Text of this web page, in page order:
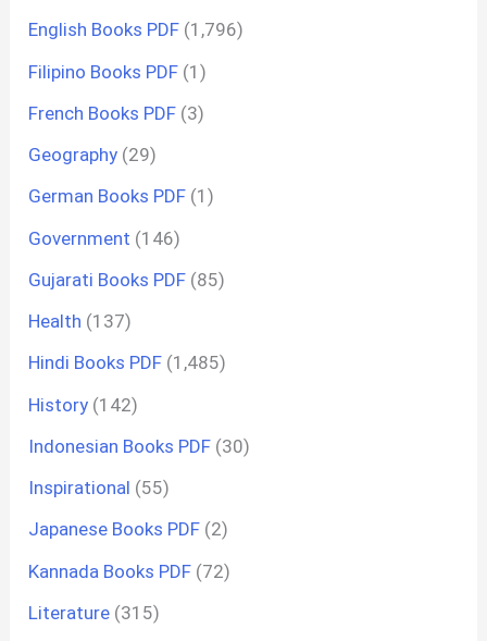
English Books PDF (1,796)
Filipino Books PDF (1)
French Books PDF (3)
Geography (29)
German Books PDF (1)
Government (146)
Gujarati Books PDF (85)
Health (137)
Hindi Books PDF (1,485)
History (142)
Indonesian Books PDF (30)
Inspirational (55)
Japanese Books PDF (2)
Kannada Books PDF (72)
Literature (315)